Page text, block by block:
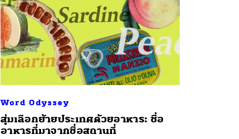
Word Odyssey
สุ่มเลือกย้ายประเทศด้วยอาหาร: ชื่อ
อาหารที่มาจากชื่อสถานที่